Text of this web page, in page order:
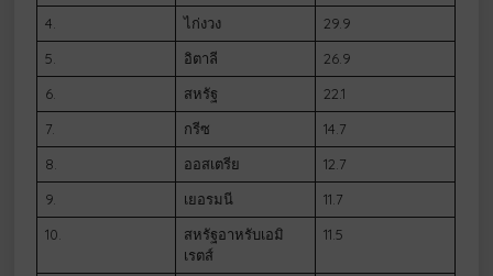
4.
ไก่งวง
29.9
5.
อิตาลี
26.9
6.
สหรัฐ
22.1
7.
กรีซ
14.7
8.
ออสเตรีย
12.7
9.
เยอรมนี
11.7
10.
สหรัฐอาหรับเอมิ
เรตส์
11.5